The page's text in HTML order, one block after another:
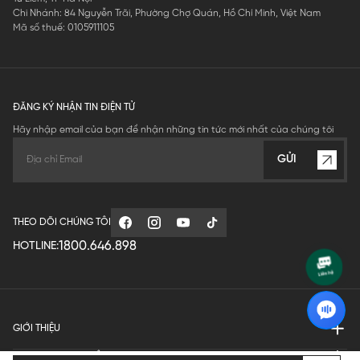
Chi Nhánh: 84 Nguyễn Trãi, Phường Chợ Quán, Hồ Chí Minh, Việt Nam
Mã số thuế: 0105911105
ĐĂNG KÝ NHẬN TIN ĐIỆN TỬ
Hãy nhập email của bạn để nhận những tin tức mới nhất của chúng tôi
GỬI
THEO DÕI CHÚNG TÔI
HOTLINE:1800.646.898
GIỚI THIỆU
QUY ĐỊNH HOẠT ĐỘNG